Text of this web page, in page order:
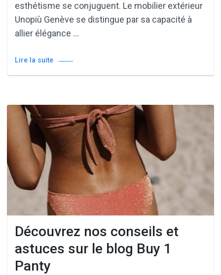
esthétisme se conjuguent. Le mobilier extérieur
Unopiù Genève se distingue par sa capacité à
allier élégance …
Lire la suite
Découvrez nos conseils et
astuces sur le blog Buy 1
Panty